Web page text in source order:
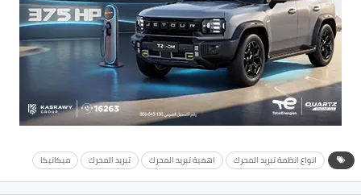
انواع انظمة تبريد المحرك اهمية تبريد المحرك تبريد المحرك ميكانيكا